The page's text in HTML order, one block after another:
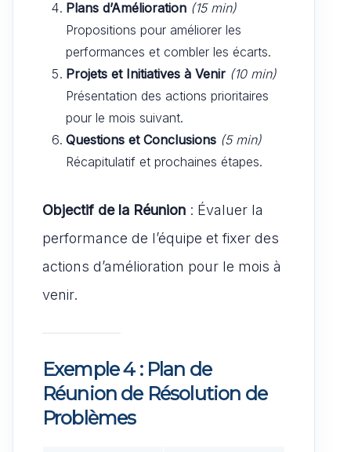
Plans d’Amélioration (15 min)
Propositions pour améliorer les
performances et combler les écarts.
Projets et Initiatives à Venir (10 min)
Présentation des actions prioritaires
pour le mois suivant.
Questions et Conclusions (5 min)
Récapitulatif et prochaines étapes.
Objectif de la Réunion : Évaluer la
performance de l’équipe et fixer des
actions d’amélioration pour le mois à
venir.
Exemple 4 : Plan de
Réunion de Résolution de
Problèmes